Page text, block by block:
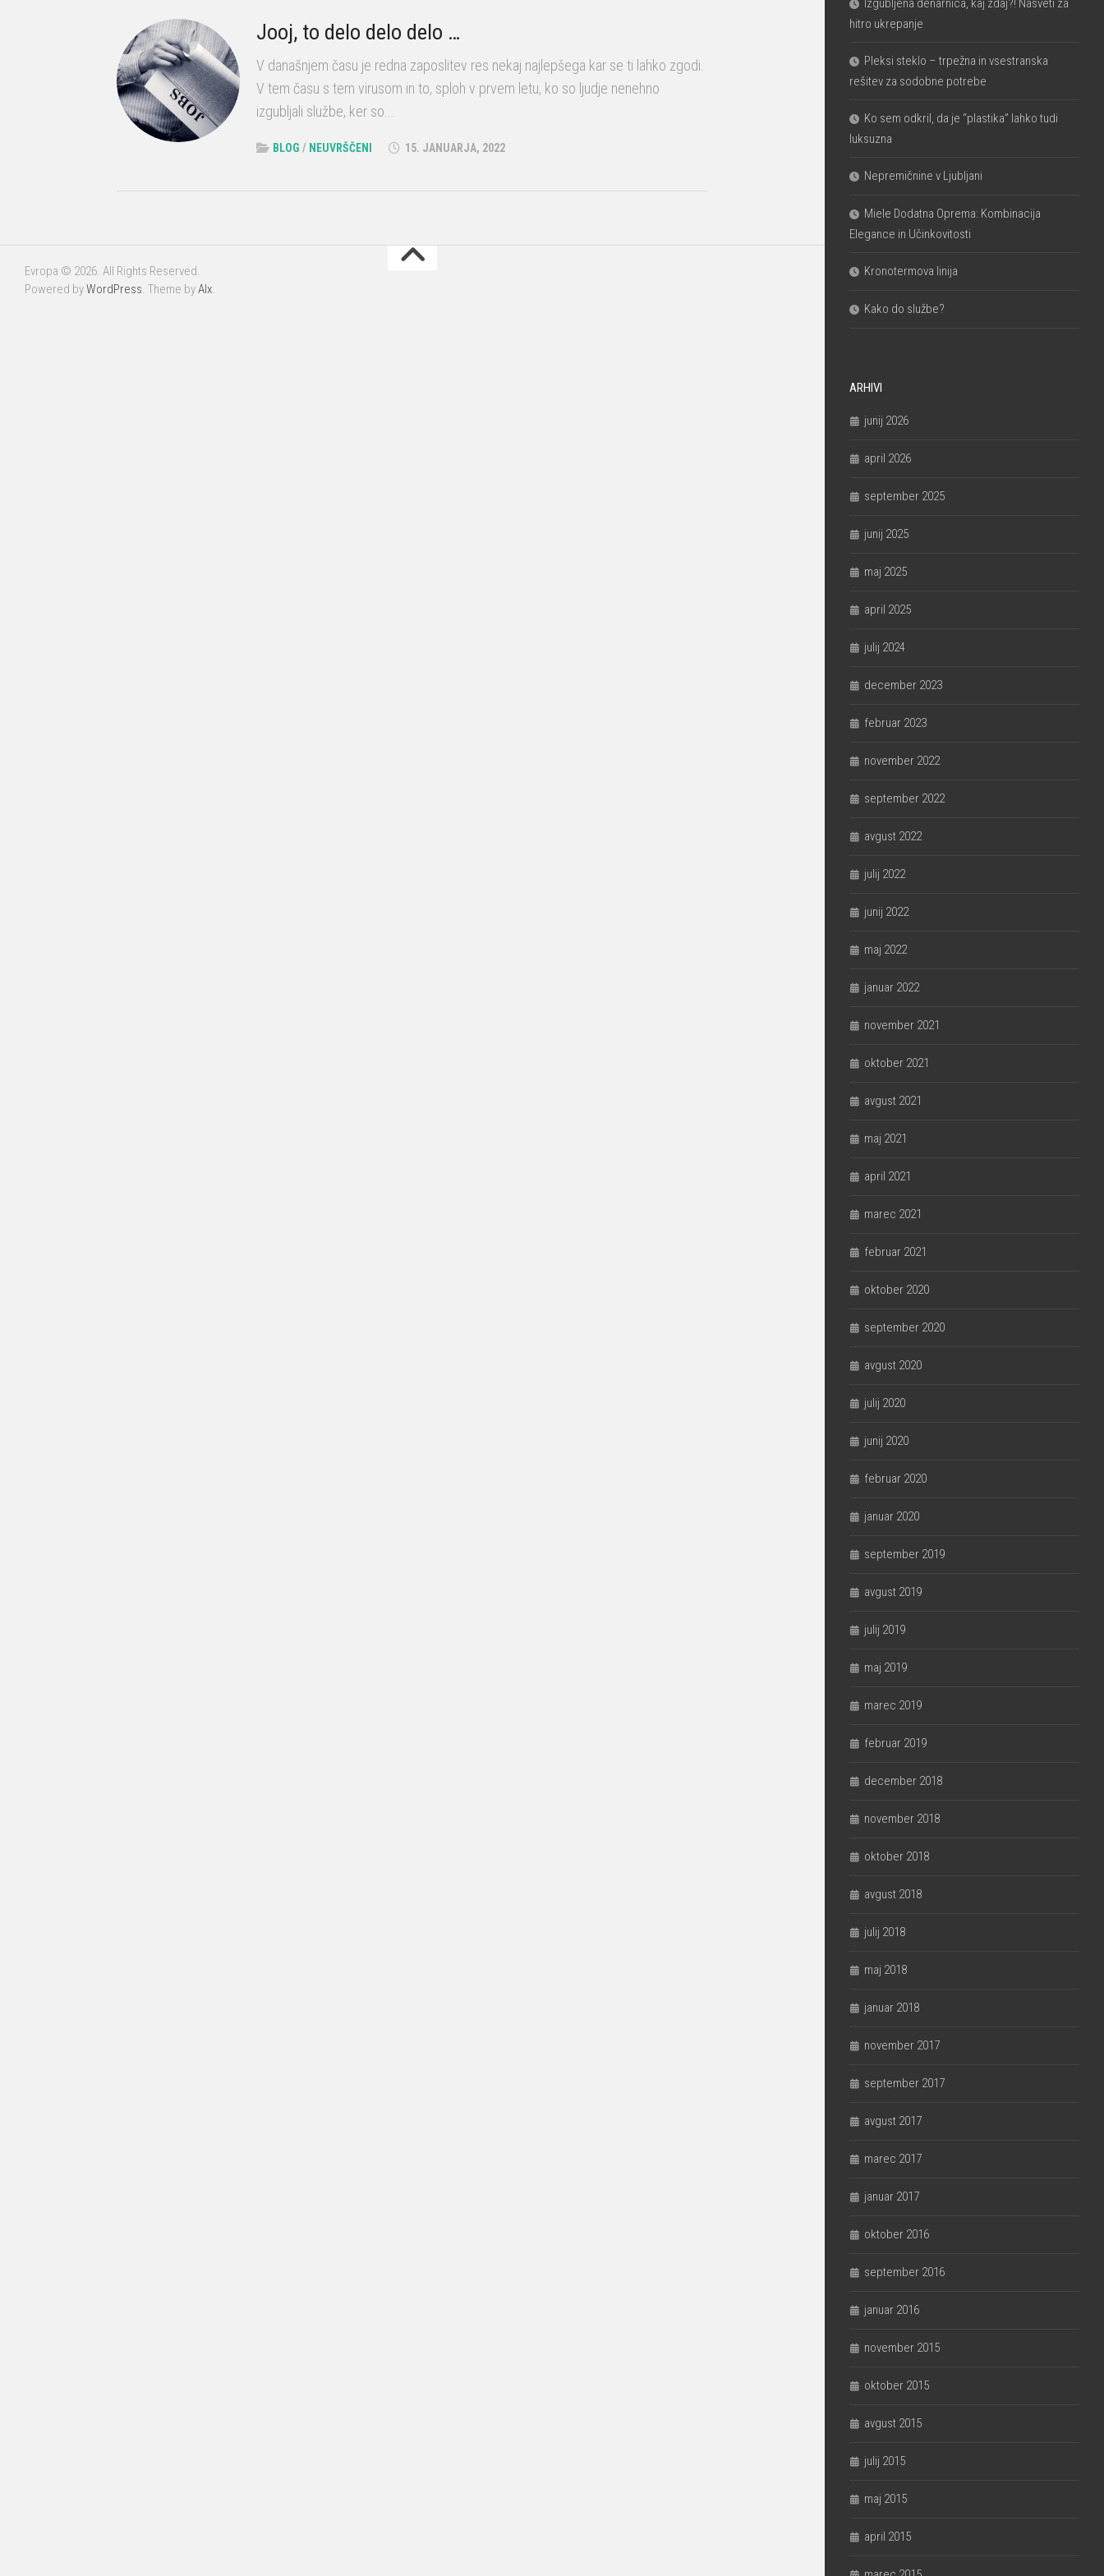
Jooj, to delo delo delo …
V današnjem času je redna zaposlitev res nekaj najlepšega kar se ti lahko zgodi.
V tem času s tem virusom in to, sploh v prvem letu, ko so ljudje nenehno
izgubljali službe, ker so...
BLOG / NEUVRŠČENI 15. JANUARJA, 2022
Evropa © 2026. All Rights Reserved.
Powered byWordPress. Theme byAlx.
Izgubljena denarnica, kaj zdaj?! Nasveti za
hitro ukrepanje
Pleksi steklo – trpežna in vsestranska
rešitev za sodobne potrebe
Ko sem odkril, da je “plastika” lahko tudi
luksuzna
Nepremičnine v Ljubljani
Miele Dodatna Oprema: Kombinacija
Elegance in Učinkovitosti
Kronotermova linija
Kako do službe?
ARHIVI
junij 2026
april 2026
september 2025
junij 2025
maj 2025
april 2025
julij 2024
december 2023
februar 2023
november 2022
september 2022
avgust 2022
julij 2022
junij 2022
maj 2022
januar 2022
november 2021
oktober 2021
avgust 2021
maj 2021
april 2021
marec 2021
februar 2021
oktober 2020
september 2020
avgust 2020
julij 2020
junij 2020
februar 2020
januar 2020
september 2019
avgust 2019
julij 2019
maj 2019
marec 2019
februar 2019
december 2018
november 2018
oktober 2018
avgust 2018
julij 2018
maj 2018
januar 2018
november 2017
september 2017
avgust 2017
marec 2017
januar 2017
oktober 2016
september 2016
januar 2016
november 2015
oktober 2015
avgust 2015
julij 2015
maj 2015
april 2015